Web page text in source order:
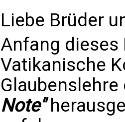
Liebe Brüder
Anfang
Vatikanische
Note"